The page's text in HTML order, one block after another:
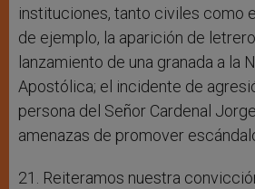
instituciones, tanto civiles como
de ejemplo, la aparición de
lanzamiento de una granada a la
Apostólica; el incidente de
persona del Señor Cardenal
amenazas de promover
21. Reiteramos nuestra